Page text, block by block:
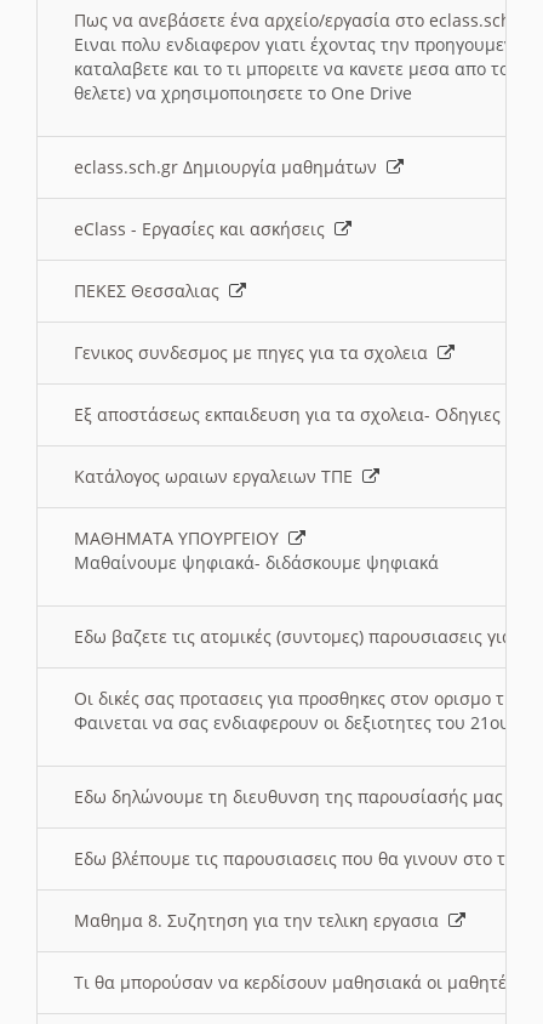
Πως να ανεβάσετε ένα αρχείο/εργασία στο eclass.sch.gr
Ειναι πολυ ενδιαφερον γιατι έχοντας την
καταλαβετε και το τι μπορειτε να κανετε μεσα απο το
θελετε) να χρησιμοποιησετε το One Drive
eclass.sch.gr Δημιουργία μαθημάτων
eClass - Εργασίες και ασκήσεις
ΠΕΚΕΣ Θεσσαλιας
Γενικος συνδεσμος με πηγες για τα σχολεια
Εξ αποστάσεως εκπαιδευση για τα σχολεια- Οδηγιες
Κατάλογος ωραιων εργαλειων ΤΠΕ
ΜΑΘΗΜΑΤΑ ΥΠΟΥΡΓΕΙΟΥ
Μαθαίνουμε ψηφιακά- διδάσκουμε ψηφιακά
Εδω βαζετε τις ατομικές (συντομες) παρουσιασεις για
Οι δικές σας προτασεις για προσθηκες στον ορισμο
Φαινεται να σας ενδιαφερουν οι δεξιοτητες του 21ου
Εδω δηλώνουμε τη διευθυνση της παρουσίασής μας
Εδω βλέπουμε τις παρουσιασεις που θα γινουν στο
Μαθημα 8. Συζητηση για την τελικη εργασια
Τι θα μπορούσαν να κερδίσουν μαθησιακά οι μαθητές/